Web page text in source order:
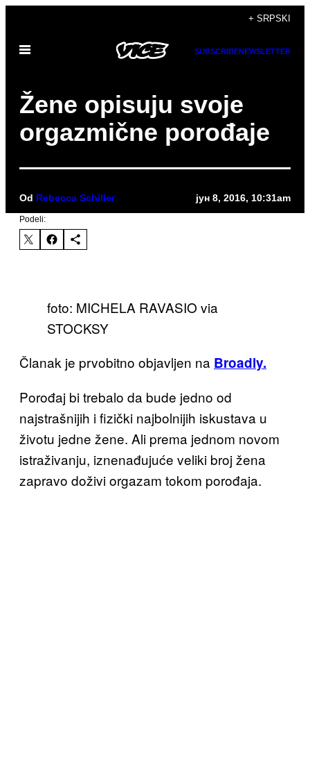
садржај
+ SRPSKI
Otvori
SUBSCRIBENEWSLETTER
​Žene opisuju svoje
orgazmične porođaje
Od Rebecca Schiller јун 8, 2016, 10:31am
Podeli:
foto: MICHELA RAVASIO via
STOCKSY
Članak je prvobitno objavljen na Broadly.
Porođaj bi trebalo da bude jedno od
najstrašnijih i fizički najbolnijih iskustava u
životu jedne žene. Ali prema jednom novom
istraživanju, iznenađujuće veliki broj žena
zapravo doživi orgazam tokom porođaja.